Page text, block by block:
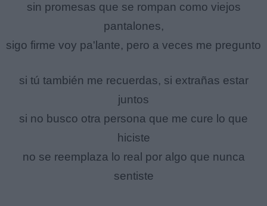
sin promesas que se rompan como viejos
pantalones,
sigo firme voy pa'lante, pero a veces me pregunto
si tú también me recuerdas, si extrañas estar
juntos
si no busco otra persona que me cure lo que
hiciste
no se reemplaza lo real por algo que nunca
sentiste